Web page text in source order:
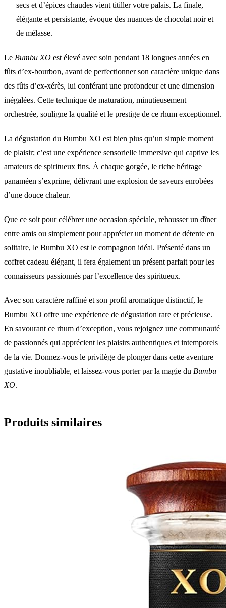
secs et d’épices chaudes vient titiller votre palais. La finale,
élégante et persistante, évoque des nuances de chocolat noir et
de mélasse.
Le Bumbu XO est élevé avec soin pendant 18 longues années en
fûts d’ex-bourbon, avant de perfectionner son caractère unique dans
des fûts d’ex-xérès, lui conférant une profondeur et une dimension
inégalées. Cette technique de maturation, minutieusement
orchestrée, souligne la qualité et le prestige de ce rhum exceptionnel.
La dégustation du Bumbu XO est bien plus qu’un simple moment
de plaisir; c’est une expérience sensorielle immersive qui captive les
amateurs de spiritueux fins. À chaque gorgée, le riche héritage
panaméen s’exprime, délivrant une explosion de saveurs enrobées
d’une douce chaleur.
Que ce soit pour célébrer une occasion spéciale, rehausser un dîner
entre amis ou simplement pour apprécier un moment de détente en
solitaire, le Bumbu XO est le compagnon idéal. Présenté dans un
coffret cadeau élégant, il fera également un présent parfait pour les
connaisseurs passionnés par l’excellence des spiritueux.
Avec son caractère raffiné et son profil aromatique distinctif, le
Bumbu XO offre une expérience de dégustation rare et précieuse.
En savourant ce rhum d’exception, vous rejoignez une communauté
de passionnés qui apprécient les plaisirs authentiques et intemporels
de la vie. Donnez-vous le privilège de plonger dans cette aventure
gustative inoubliable, et laissez-vous porter par la magie du Bumbu
XO.
Produits similaires